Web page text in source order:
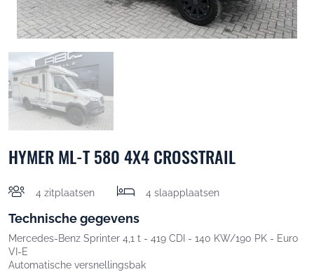
HYMER ML-T 580 4X4 CROSSTRAIL
4 zitplaatsen 4 slaapplaatsen
Technische gegevens
Mercedes-Benz Sprinter 4,1 t - 419 CDI - 140 KW/190 PK - Euro
VI-E
Automatische versnellingsbak